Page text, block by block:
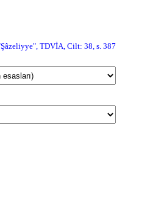
TDVİA, Cilt: 38, s. 387